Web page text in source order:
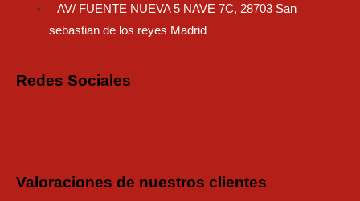
AV/ FUENTE NUEVA 5 NAVE 7C, 28703 San
sebastian de los reyes Madrid
Redes Sociales
Valoraciones de nuestros clientes